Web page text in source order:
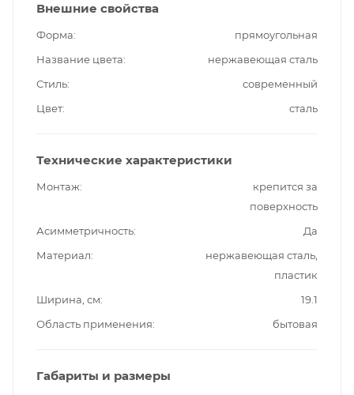
Внешние свойства
Форма
прямоугольная
Название цвета
нержавеющая сталь
Стиль
современный
Цвет
сталь
Технические характеристики
Монтаж
крепится за
поверхность
Асимметричность
Да
Материал
нержавеющая сталь,
пластик
Ширина, см
19.1
Область применения
бытовая
Габариты и размеры